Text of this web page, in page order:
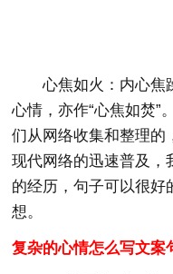
心焦如火：内心焦
心情，亦作“心焦如焚”
们从网络收集和整理的
现代网络的迅速普及，
的经历，句子可以很好
想。
复杂的心情怎么写文案